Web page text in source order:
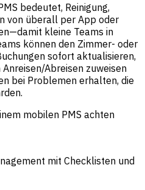
bedeutet, Reinigung,
von überall per App oder
kleine Teams in
können den Zimmer- oder
sofort aktualisieren,
Abreisen zuweisen
bei Problemen erhalten, die
mobilen PMS achten
mit Checklisten und